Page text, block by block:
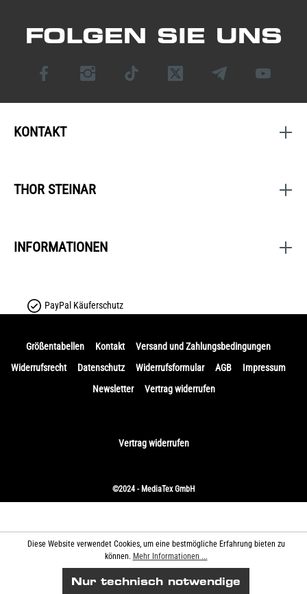
FOLGEN SIE UNS
KONTAKT
THOR STEINAR
INFORMATIONEN
PayPal Käuferschutz
Größentabellen Kontakt
Versand und Zahlungsbedingungen
Widerrufsrecht
Datenschutz Widerrufsformular AGB
Impressum
Newsletter
Vertrag widerrufen
Vertrag widerrufen
©2024 - MediaTex GmbH
Diese Website verwendet Cookies, um eine bestmögliche Erfahrung bieten zu
können. Mehr Informationen ...
Nur technisch notwendige